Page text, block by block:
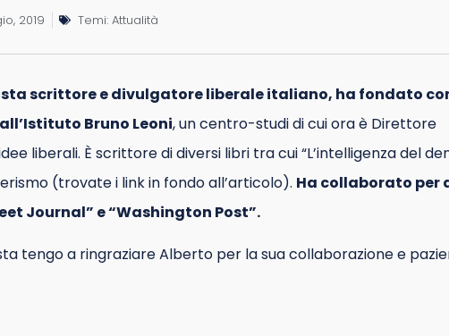
2019 Temi: Attualità
scrittore e divulgatore liberale italiano, ha fondato
Bruno Leoni, un centro-studi di cui ora è Direttore
liberali. È scrittore di diversi libri tra cui “L’intelligenza del
(trovate i link in fondo all’articolo). Ha collaborato per
Journal” e “Washington Post”.
tengo a ringraziare Alberto per la sua collaborazione e